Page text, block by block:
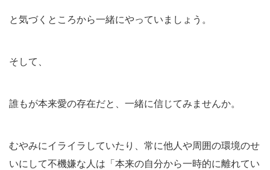
と気づくところから一緒にやっていましょう。
そして、
誰もが本来愛の存在だと、一緒に信じてみませんか。
むやみにイライラしていたり、常に他人や周囲の環境のせ
いにして不機嫌な人は「本来の自分から一時的に離れてい